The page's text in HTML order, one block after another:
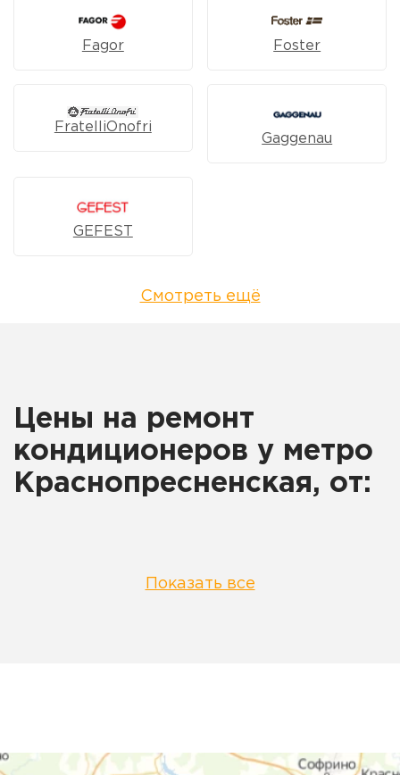
Fagor Foster
FratelliOnofri
Gaggenau
GEFEST
Смотреть ещё
Цены на ремонт
кондиционеров у метро
Краснопресненская, от:
Показать все